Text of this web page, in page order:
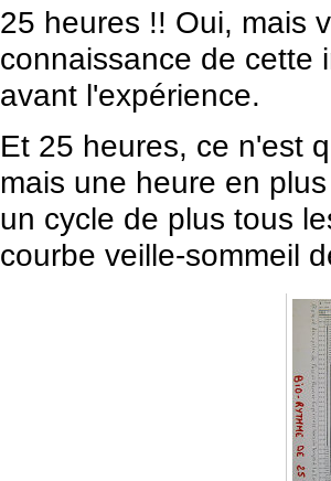
25 heures !! Oui, mais
connaissance de cette
avant l'expérience.
Et 25 heures, ce n'est
mais une heure en
un cycle de plus tous
courbe veille-sommeil